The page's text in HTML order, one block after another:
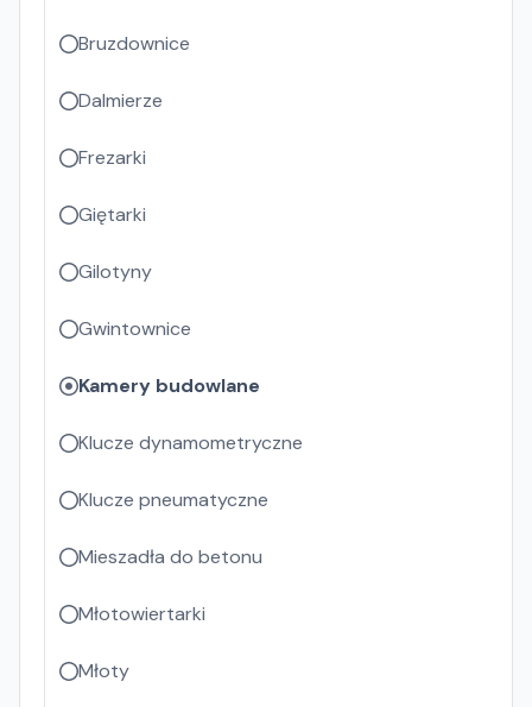
Bruzdownice
Dalmierze
Frezarki
Giętarki
Gilotyny
Gwintownice
Kamery budowlane
Klucze dynamometryczne
Klucze pneumatyczne
Mieszadła do betonu
Młotowiertarki
Młoty